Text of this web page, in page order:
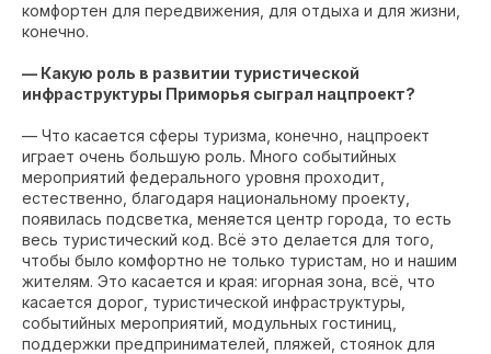
комфортен для передвижения, для отдыха и для жизни,
конечно.
— Какую роль в развитии туристической
инфраструктуры Приморья сыграл нацпроект?
— Что касается сферы туризма, конечно, нацпроект
играет очень большую роль. Много событийных
мероприятий федерального уровня проходит,
естественно, благодаря национальному проекту,
появилась подсветка, меняется центр города, то есть
весь туристический код. Всё это делается для того,
чтобы было комфортно не только туристам, но и нашим
жителям. Это касается и края: игорная зона, всё, что
касается дорог, туристической инфраструктуры,
событийных мероприятий, модульных гостиниц,
поддержки предпринимателей, пляжей, стоянок для